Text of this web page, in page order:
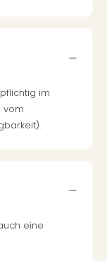
im
vom
eine